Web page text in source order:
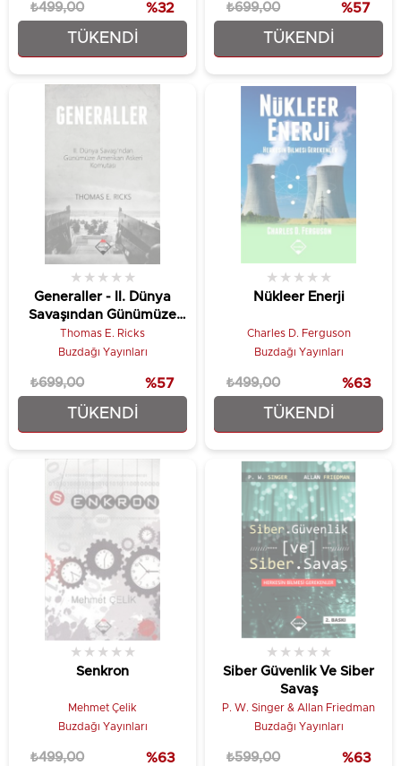
TÜKENDI
₺337,50
₺499,00 %32
TÜKENDI
₺299,25
₺699,00 %57
TÜKENDI
Generaller - II. Dünya
Savaşından Günümüze
Amerika
★ ★ ★ ★ ★
Thomas E. Ricks
Buzdağı Yayınları
₺299,25
₺699,00 %57
TÜKENDI
Nükleer Enerji
★ ★ ★ ★ ★
Charles D. Ferguson
Buzdağı Yayınları
₺186,75
₺499,00 %63
Senkron
★ ★ ★ ★ ★
Mehmet Çelik
Buzdağı Yayınları
₺499,00 %63
Siber Güvenlik Ve Siber
Savaş
★ ★ ★ ★ ★
P. W. Singer & Allan Friedman
Buzdağı Yayınları
₺599,00 %63